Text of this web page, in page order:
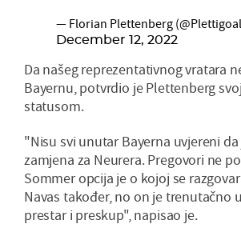
— Florian Plettenberg
December 12, 2022
Da našeg reprezentativnog vratara
Bayernu, potvrdio je Plettenberg
statusom.
"Nisu svi unutar Bayerna uvjereni
zamjena za Neurera. Pregovori ne
Sommer opcija je o kojoj se
Navas također, no on je trenutačno
prestar i preskup", napisao je.